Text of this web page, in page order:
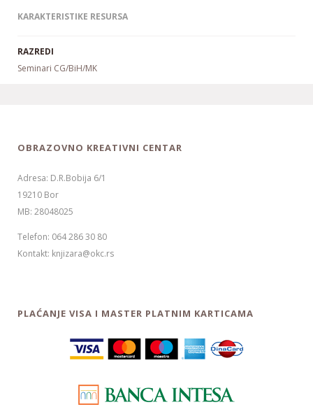
KARAKTERISTIKE RESURSA
RAZREDI
Seminari CG/BiH/MK
OBRAZOVNO KREATIVNI CENTAR
Adresa: D.R.Bobija 6/1
19210 Bor
MB: 28048025
Telefon: 064 286 30 80
Kontakt: knjizara@okc.rs
PLAĆANJE VISA I MASTER PLATNIM KARTICAMA